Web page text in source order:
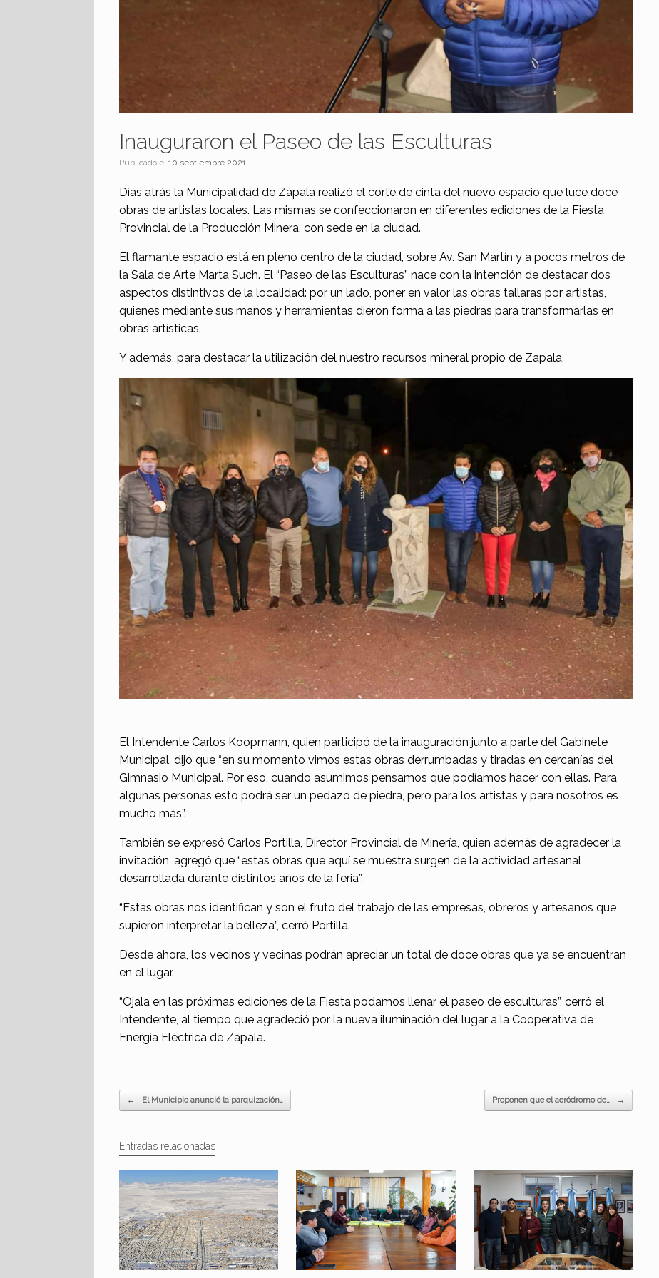
Inauguraron el Paseo de las Esculturas
Publicado el 10 septiembre 2021
Días atrás la Municipalidad de Zapala realizó el corte de cinta del nuevo espacio que luce doce
obras de artistas locales. Las mismas se confeccionaron en diferentes ediciones de la Fiesta
Provincial de la Producción Minera, con sede en la ciudad.
El flamante espacio está en pleno centro de la ciudad, sobre Av. San Martín y a pocos metros de
la Sala de Arte Marta Such. El “Paseo de las Esculturas” nace con la intención de destacar dos
aspectos distintivos de la localidad: por un lado, poner en valor las obras tallaras por artistas,
quienes mediante sus manos y herramientas dieron forma a las piedras para transformarlas en
obras artísticas.
Y además, para destacar la utilización del nuestro recursos mineral propio de Zapala.
El Intendente Carlos Koopmann, quien participó de la inauguración junto a parte del Gabinete
Municipal, dijo que “en su momento vimos estas obras derrumbadas y tiradas en cercanías del
Gimnasio Municipal. Por eso, cuando asumimos pensamos que podíamos hacer con ellas. Para
algunas personas esto podrá ser un pedazo de piedra, pero para los artistas y para nosotros es
mucho más”.
También se expresó Carlos Portilla, Director Provincial de Minería, quien además de agradecer la
invitación, agregó que “estas obras que aquí se muestra surgen de la actividad artesanal
desarrollada durante distintos años de la feria”.
“Estas obras nos identifican y son el fruto del trabajo de las empresas, obreros y artesanos que
supieron interpretar la belleza”, cerró Portilla.
Desde ahora, los vecinos y vecinas podrán apreciar un total de doce obras que ya se encuentran
en el lugar.
“Ojala en las próximas ediciones de la Fiesta podamos llenar el paseo de esculturas”, cerró el
Intendente, al tiempo que agradeció por la nueva iluminación del lugar a la Cooperativa de
Energía Eléctrica de Zapala.
Navegador de artículos
← El Municipio anunció la parquización… Proponen que el aeródromo de… →
Entradas relacionadas